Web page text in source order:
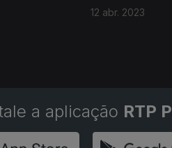
12 abr. 2023
a aplicação RTP